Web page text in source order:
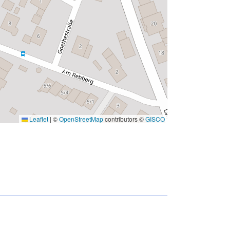
Leaflet | ©OpenStreetMapcontributors ©GISCO